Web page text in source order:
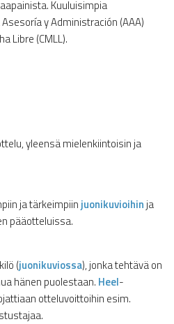
Kuuluisimpia
y Administración (AAA)
Libre (CMLL).
yleensä mielenkiintoisin ja
ja tärkeimpiinjuonikuvioihin ja
pääotteluissa.
(juonikuviossa), jonka tehtävä on
hänen puolestaan. Heel-
otteluvoittoihin esim.